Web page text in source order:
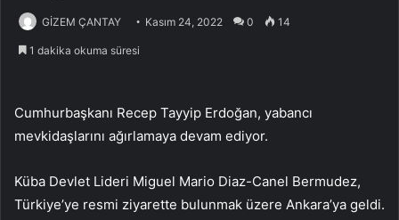
GİZEM ÇANTAY Kasım 24, 2022 0 14
1 dakika okuma süresi
Cumhurbaşkanı Recep Tayyip Erdoğan, yabancı
mevkidaşlarını ağırlamaya devam ediyor.
Küba Devlet Lideri Miguel Mario Diaz-Canel Bermudez,
Türkiye’ye resmi ziyarette bulunmak üzere Ankara’ya geldi.